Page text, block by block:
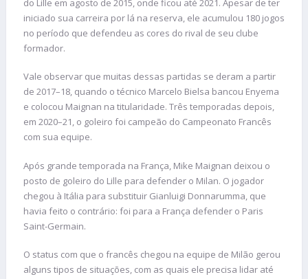
do Lille em agosto de 2015, onde ficou até 2021. Apesar de ter
iniciado sua carreira por lá na reserva, ele acumulou 180 jogos
no período que defendeu as cores do rival de seu clube
formador.
Vale observar que muitas dessas partidas se deram a partir
de 2017–18, quando o técnico Marcelo Bielsa bancou Enyema
e colocou Maignan na titularidade. Três temporadas depois,
em 2020–21, o goleiro foi campeão do Campeonato Francês
com sua equipe.
Após grande temporada na França, Mike Maignan deixou o
posto de goleiro do Lille para defender o Milan. O jogador
chegou à Itália para substituir Gianluigi Donnarumma, que
havia feito o contrário: foi para a França defender o Paris
Saint-Germain.
O status com que o francês chegou na equipe de Milão gerou
alguns tipos de situações, com as quais ele precisa lidar até